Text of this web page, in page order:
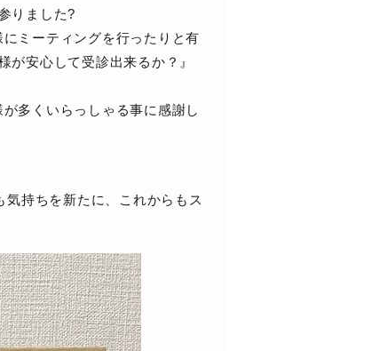
りました?
ミーティングを行ったりと有
が安心して受診出来るか？』
多くいらっしゃる事に感謝し
持ちを新たに、これからもス